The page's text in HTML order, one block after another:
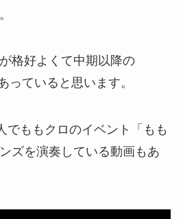
格好よくて中期以降の
っていると思います。
でももクロのイベント「もも
ズを演奏している動画もあ